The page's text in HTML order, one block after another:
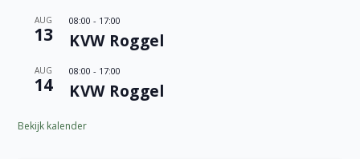
AUG
13
08:00 - 17:00
KVW Roggel
AUG
14
08:00 - 17:00
KVW Roggel
Bekijk kalender